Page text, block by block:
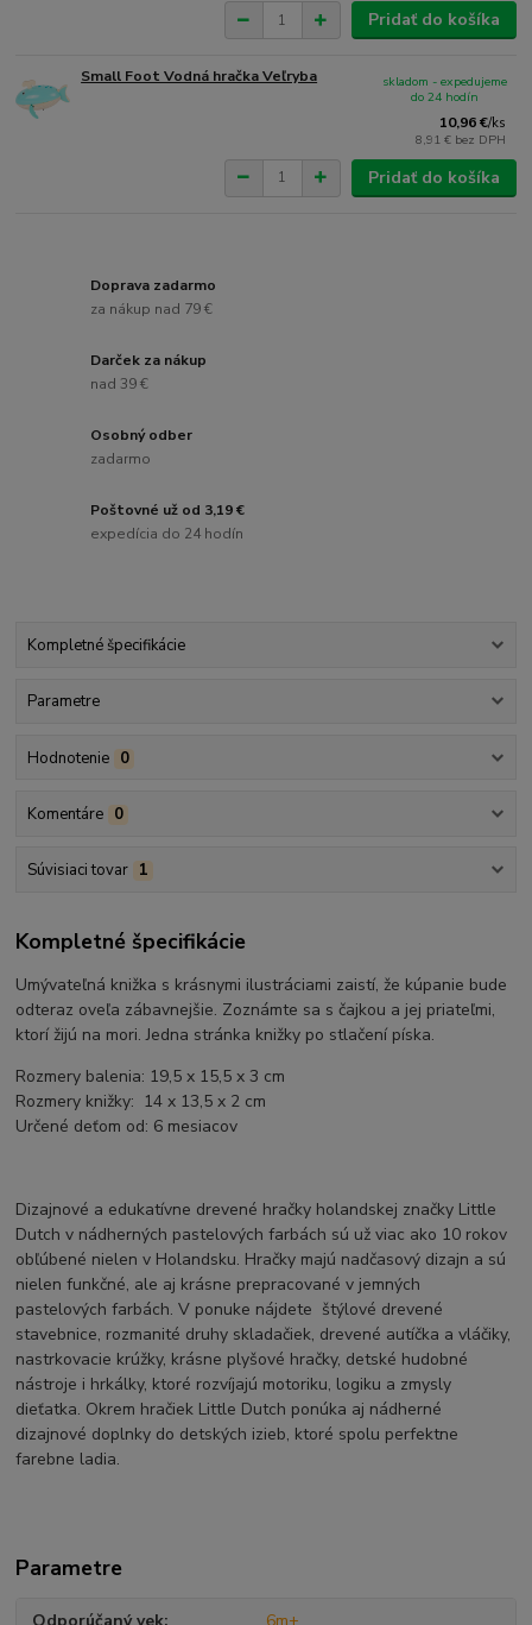
Pridať do košíka
Small Foot Vodná hračka Veľryba
10,96 €/ks
8,91 € bez DPH
skladom - expedujeme
do 24 hodín
Pridať do košíka
Doprava zadarmo
za nákup nad 79 €
Darček za nákup
nad 39 €
Osobný odber
zadarmo
Poštovné už od 3,19 €
expedícia do 24 hodín
Kompletné špecifikácie
Parametre
Hodnotenie 0
Komentáre 0
Súvisiaci tovar 1
Kompletné špecifikácie
Umývateľná knižka s krásnymi ilustráciami zaistí, že kúpanie bude
odteraz oveľa zábavnejšie. Zoznámte sa s čajkou a jej priateľmi,
ktorí žijú na mori. Jedna stránka knižky po stlačení píska.
Rozmery balenia: 19,5 x 15,5 x 3 cm
Rozmery knižky: 14 x 13,5 x 2 cm
Určené deťom od: 6 mesiacov
Dizajnové a edukatívne drevené hračky holandskej značky Little
Dutch v nádherných pastelových farbách sú už viac ako 10 rokov
obľúbené nielen v Holandsku. Hračky majú nadčasový dizajn a sú
nielen funkčné, ale aj krásne prepracované v jemných
pastelových farbách. V ponuke nájdete štýlové drevené
stavebnice, rozmanité druhy skladačiek, drevené autíčka a vláčiky,
nastrkovacie krúžky, krásne plyšové hračky, detské hudobné
nástroje i hrkálky, ktoré rozvíjajú motoriku, logiku a zmysly
dieťatka. Okrem hračiek Little Dutch ponúka aj nádherné
dizajnové doplnky do detských izieb, ktoré spolu perfektne
farebne ladia.
Parametre